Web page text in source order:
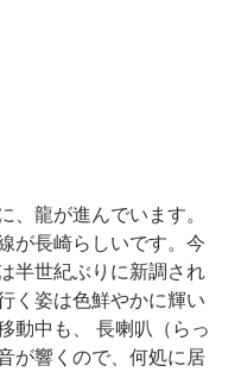
、龍が進んでいます。
が長崎らしいです。今
半世紀ぶりに新調され
く姿は色鮮やかに輝い
動中も、 長喇叭（らっ
が響くので、何処に居